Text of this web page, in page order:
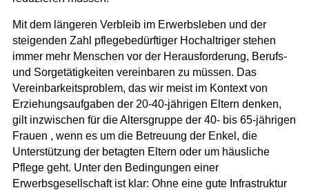
Mit dem längeren Verbleib im Erwerbsleben und der
steigenden Zahl pflegebedürftiger Hochaltriger stehen
immer mehr Menschen vor der Herausforderung, Berufs-
und Sorgetätigkeiten vereinbaren zu müssen. Das
Vereinbarkeitsproblem, das wir meist im Kontext von
Erziehungsaufgaben der 20-40-jährigen Eltern denken,
gilt inzwischen für die Altersgruppe der 40- bis 65-jährigen
Frauen , wenn es um die Betreuung der Enkel, die
Unterstützung der betagten Eltern oder um häusliche
Pflege geht. Unter den Bedingungen einer
Erwerbsgesellschaft ist klar: Ohne eine gute Infrastruktur